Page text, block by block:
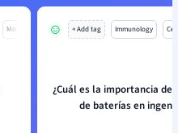
Mo + Add tag Immunology
¿Cuál es la importancia
de baterías en